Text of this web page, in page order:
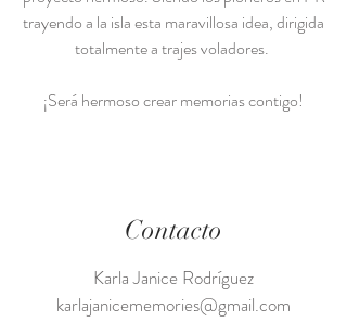
trayendo a la isla esta maravillosa idea, dirigida
totalmente a trajes voladores.
¡Será hermoso crear memoriascontigo!
Contacto
Karla Janice Rodríguez
karlajanicememories@gmail.com